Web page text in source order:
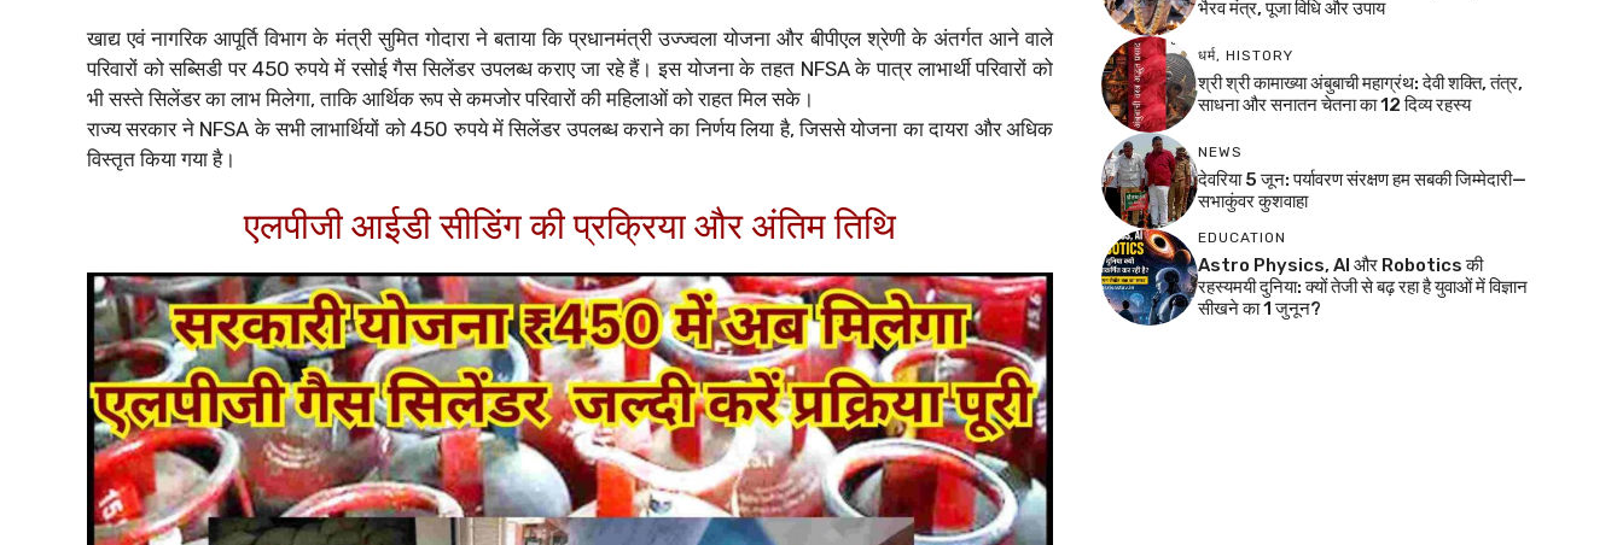
खाद्य एवं नागरिक आपूर्ति विभाग के मंत्री सुमित गोदारा ने बताया कि प्रधानमंत्री उज्ज्वला योजना और बीपीएल श्रेणी के अंतर्गत आने वाले
परिवारों को सब्सिडी पर 450 रुपये में रसोई गैस सिलेंडर उपलब्ध कराए जा रहे हैं। इस योजना के तहत NFSA के पात्र लाभार्थी परिवारों को
भी सस्ते सिलेंडर का लाभ मिलेगा, ताकि आर्थिक रूप से कमजोर परिवारों की महिलाओं को राहत मिल सके।
राज्य सरकार ने NFSA के सभी लाभार्थियों को 450 रुपये में सिलेंडर उपलब्ध कराने का निर्णय लिया है, जिससे योजना का दायरा और अधिक
विस्तृत किया गया है।
एलपीजी आईडी सीडिंग की प्रक्रिया और अंतिम तिथि
भैरव मंत्र, पूजा विधि और उपाय
धर्म, HISTORY
श्री श्री कामाख्या अंबुबाची महाग्रंथ: देवी शक्ति, तंत्र,
साधना और सनातन चेतना का 12 दिव्य रहस्य
NEWS
देवरिया 5 जून: पर्यावरण संरक्षण हम सबकी जिम्मेदारी—
सभाकुंवर कुशवाहा
EDUCATION
Astro Physics, AI और Robotics की
रहस्यमयी दुनिया: क्यों तेजी से बढ़ रहा है युवाओं में विज्ञान
सीखने का 1 जुनून?